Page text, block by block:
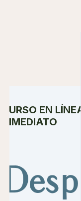
CURSO EN
INMEDIATO